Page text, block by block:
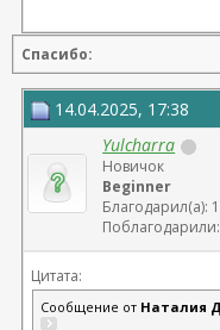
Спасибо:
14.04.2025, 17:38
Yulcharra
Новичок
Beginner
Благодарил(а):
Цитата:
Сообщение от Наталия Д